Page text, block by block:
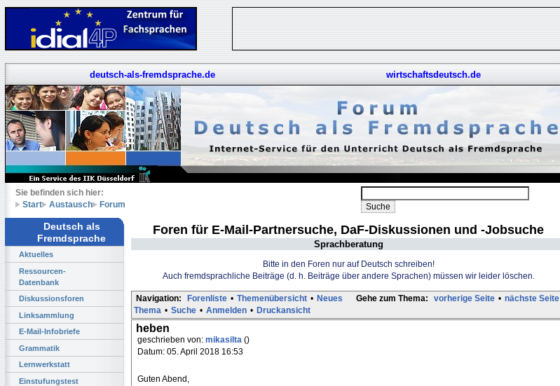
deutsch-als-fremdsprache.de wirtschaftsdeutsch.de
Sie befinden sich hier:
Start
Austausch Forum
Deutsch als
Fremdsprache
Aktuelles
Ressourcen-
Datenbank
Diskussionsforen
Linksammlung
E-Mail-Infobriefe
Grammatik
Lernwerkstatt
Einstufungstest
Foren für E-Mail-Partnersuche, DaF-Diskussionen und -Jobsuche
Sprachberatung
Bitte in den Foren nur auf Deutsch schreiben!
Auch fremdsprachliche Beiträge (d. h. Beiträge über andere Sprachen) müssen wir leider löschen.
Gehe zum Thema: vorherige Seite • nächste Seite
Navigation: Forenliste • Themenübersicht • Neues
Thema • Suche • Anmelden • Druckansicht
heben
geschrieben von: mikasilta ()
Datum: 05. April 2018 16:53
Guten Abend,